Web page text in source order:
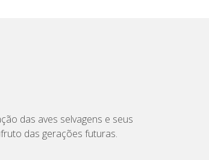
das aves selvagens e seus
das gerações futuras.